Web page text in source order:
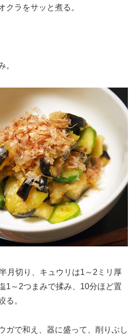
クラをサッと煮る。
。
月切り、キュウリは1～2ミリ厚
1～2つまみで揉み、10分ほど置
る。
ガで和え、器に盛って、削りぶし